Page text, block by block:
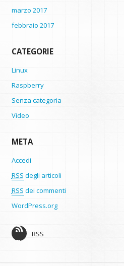
marzo 2017
febbraio 2017
CATEGORIE
Linux
Raspberry
Senza categoria
Video
META
Accedi
RSS degli articoli
RSS dei commenti
WordPress.org
RSS